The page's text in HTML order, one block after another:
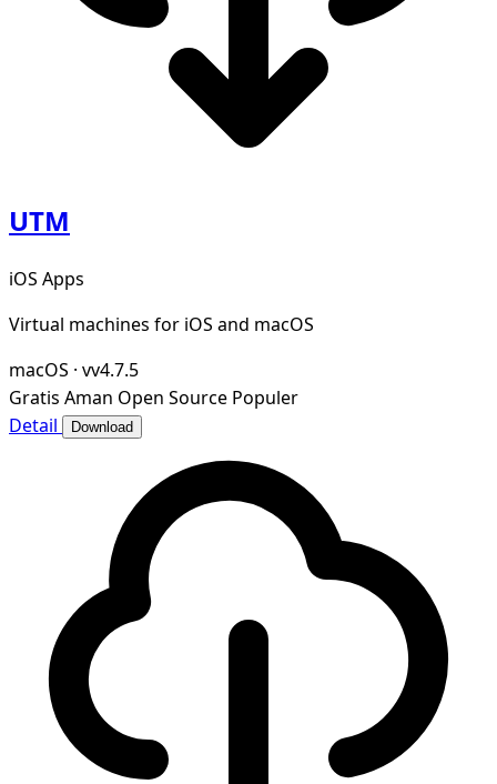
UTM
iOS Apps
Virtual machines for iOS and macOS
macOS · vv4.7.5
Gratis Aman Open Source Populer
Detail
Download